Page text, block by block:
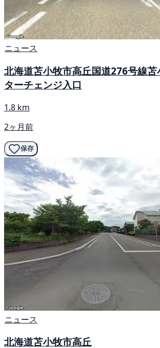
ニュース
北海道苫小牧市高丘国道276号線苫
ターチェンジ入口
1.8 km
2ヶ月前
保存
ニュース
北海道苫小牧市高丘